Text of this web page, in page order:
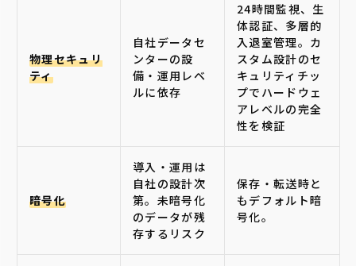
物理セキュリ
ティ
自社データセ
ンターの設
備・運用レベ
ルに依存
24時間監視、生
体認証、多層的
入退室管理。カ
スタム設計のセ
キュリティチッ
プでハードウェ
アレベルの完全
性を検証
暗号化
導入・運用は
自社の設計次
第。未暗号化
のデータが残
存するリスク
保存・転送時と
もデフォルト暗
号化。